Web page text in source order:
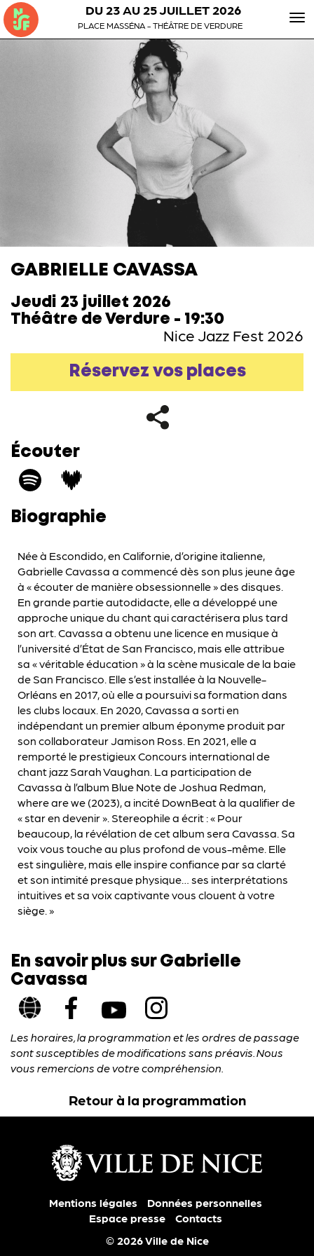
DU 23 AU 25 JUILLET 2026
PLACE MASSÉNA - THÉÂTRE DE VERDURE
GABRIELLE CAVASSA
Jeudi 23 juillet 2026
Théâtre de Verdure - 19:30
Nice Jazz Fest 2026
Réservez vos places
Écouter
Biographie
Née à Escondido, en Californie, d’origine italienne,
Gabrielle Cavassa a commencé dès son plus jeune âge
à « écouter de manière obsessionnelle » des disques.
En grande partie autodidacte, elle a développé une
approche unique du chant qui caractérisera plus tard
son art. Cavassa a obtenu une licence en musique à
l’université d’État de San Francisco, mais elle attribue
sa « véritable éducation » à la scène musicale de la baie
de San Francisco. Elle s’est installée à la Nouvelle-
Orléans en 2017, où elle a poursuivi sa formation dans
les clubs locaux. En 2020, Cavassa a sorti en
indépendant un premier album éponyme produit par
son collaborateur Jamison Ross. En 2021, elle a
remporté le prestigieux Concours international de
chant jazz Sarah Vaughan. La participation de
Cavassa à l’album Blue Note de Joshua Redman,
where are we (2023), a incité DownBeat à la qualifier de
« star en devenir ». Stereophile a écrit : « Pour
beaucoup, la révélation de cet album sera Cavassa. Sa
voix vous touche au plus profond de vous-même. Elle
est singulière, mais elle inspire confiance par sa clarté
et son intimité presque physique… ses interprétations
intuitives et sa voix captivante vous clouent à votre
siège. »
En savoir plus sur Gabrielle
Cavassa
Les horaires, la programmation et les ordres de passage
sont susceptibles de modifications sans préavis. Nous
vous remercions de votre compréhension.
Retour à la programmation
Mentions légales
Données personnelles
Espace presse
Contacts
© 2026 Ville de Nice